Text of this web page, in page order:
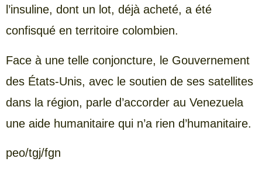
l’insuline, dont un lot, déjà acheté, a été
confisqué en territoire colombien.
Face à une telle conjoncture, le Gouvernement
des États-Unis, avec le soutien de ses satellites
dans la région, parle d’accorder au Venezuela
une aide humanitaire qui n’a rien d’humanitaire.
peo/tgj/fgn